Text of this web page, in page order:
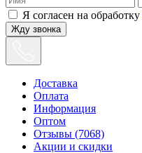
Я согласен на обработку
Жду звонка
Доставка
Оплата
Информация
Оптом
Отзывы (7068)
Акции и скидки